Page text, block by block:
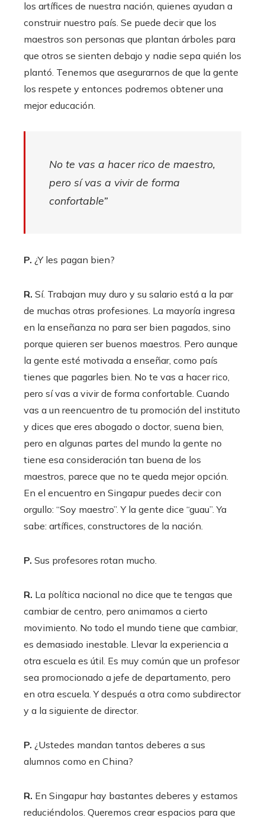
los artífices de nuestra nación, quienes ayudan a
construir nuestro país. Se puede decir que los
maestros son personas que plantan árboles para
que otros se sienten debajo y nadie sepa quién los
plantó. Tenemos que asegurarnos de que la gente
los respete y entonces podremos obtener una
mejor educación.
No te vas a hacer rico de maestro,
pero sí vas a vivir de forma
confortable”
P. ¿Y les pagan bien?
R. Sí. Trabajan muy duro y su salario está a la par
de muchas otras profesiones. La mayoría ingresa
en la enseñanza no para ser bien pagados, sino
porque quieren ser buenos maestros. Pero aunque
la gente esté motivada a enseñar, como país
tienes que pagarles bien. No te vas a hacer rico,
pero sí vas a vivir de forma confortable. Cuando
vas a un reencuentro de tu promoción del instituto
y dices que eres abogado o doctor, suena bien,
pero en algunas partes del mundo la gente no
tiene esa consideración tan buena de los
maestros, parece que no te queda mejor opción.
En el encuentro en Singapur puedes decir con
orgullo: “Soy maestro”. Y la gente dice “guau”. Ya
sabe: artífices, constructores de la nación.
P. Sus profesores rotan mucho.
R. La política nacional no dice que te tengas que
cambiar de centro, pero animamos a cierto
movimiento. No todo el mundo tiene que cambiar,
es demasiado inestable. Llevar la experiencia a
otra escuela es útil. Es muy común que un profesor
sea promocionado a jefe de departamento, pero
en otra escuela. Y después a otra como subdirector
y a la siguiente de director.
P. ¿Ustedes mandan tantos deberes a sus
alumnos como en China?
R. En Singapur hay bastantes deberes y estamos
reduciéndolos. Queremos crear espacios para que